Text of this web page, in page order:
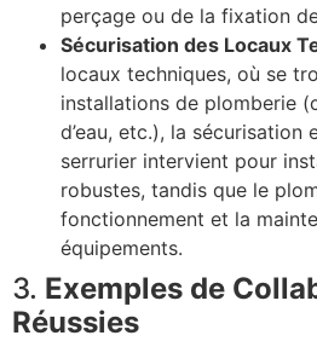
perçage ou de la fixation
Sécurisation des Locaux
locaux techniques, où se
installations de plomberie
d’eau, etc.), la sécurisation
serrurier intervient pour
robustes, tandis que le
fonctionnement et la
équipements.
3. Exemples de
Réussies